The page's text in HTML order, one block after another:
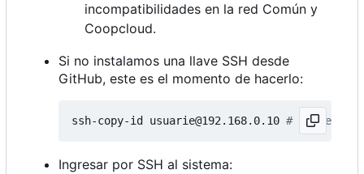
incompatibilidades en la red Común y
Coopcloud.
Si no instalamos una llave SSH desde
GitHub, este es el momento de hacerlo:
ssh-copy-id usuarie@192.168.0.10 # IP de la
Ingresar por SSH al sistema: